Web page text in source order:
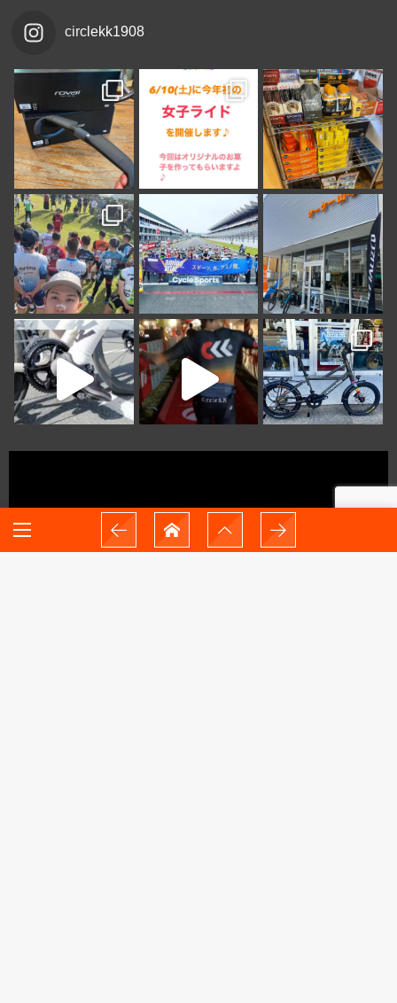
circlekk1908